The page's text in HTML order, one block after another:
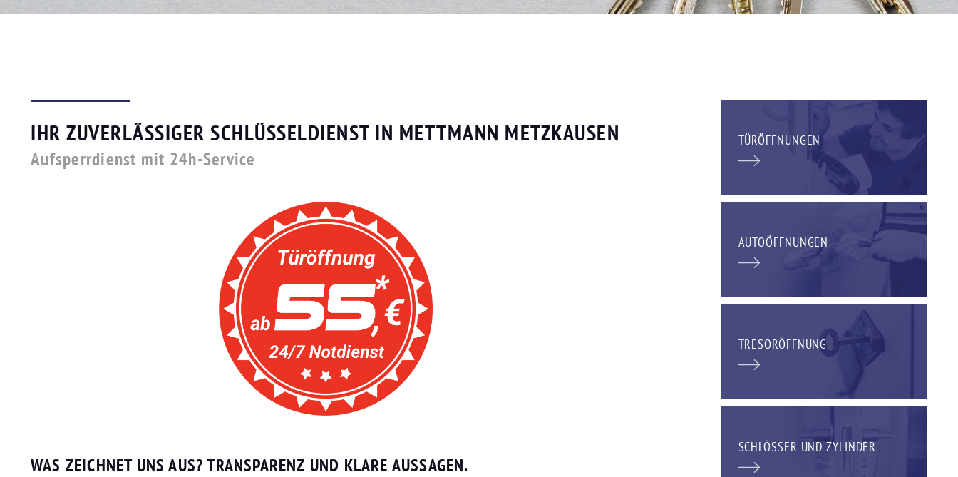
IHR ZUVERLÄSSIGER SCHLÜSSELDIENST IN METTMANN METZKAUSEN
Aufsperrdienst mit 24h-Service
WAS ZEICHNET UNS AUS?TRANSPARENZ UND KLARE AUSSAGEN.
TÜRÖFFNUNGEN
AUTOÖFFNUNGEN
TRESORÖFFNUNG
SCHLÖSSER UND ZYLINDER